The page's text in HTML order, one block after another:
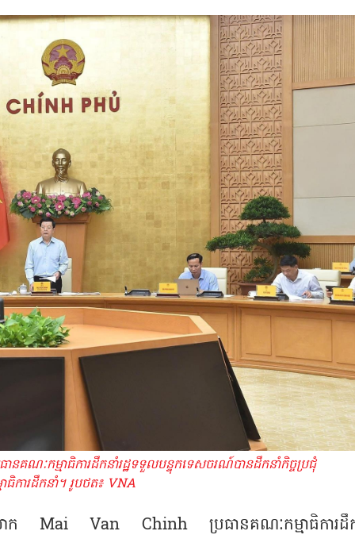
គណៈកម្មាធិការដឹកនាំរដ្ឋទទួលបន្ទុកទេសចរណ៍បានដឹកនាំកិច្ចប្រជុំ
ធិការដឹកនាំ។ រូបថត៖ VNA
លោក Mai Van Chinh ប្រធានគណៈកម្មាធិការដឹ